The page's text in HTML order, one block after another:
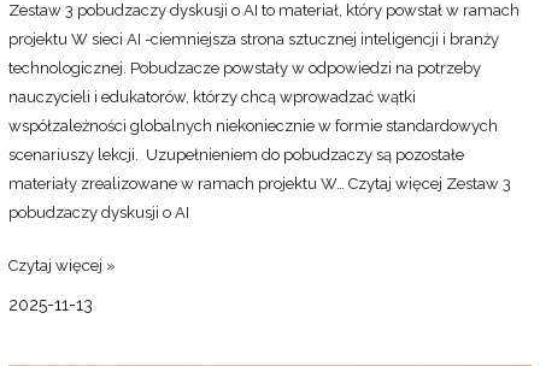
Zestaw 3 pobudzaczy dyskusji o AI to materiał, który powstał w ramach
projektu W sieci AI -ciemniejsza strona sztucznej inteligencji i branży
technologicznej. Pobudzacze powstały w odpowiedzi na potrzeby
nauczycieli i edukatorów, którzy chcą wprowadzać wątki
współzależności globalnych niekoniecznie w formie standardowych
scenariuszy lekcji. Uzupełnieniem do pobudzaczy są pozostałe
materiały zrealizowane w ramach projektu W…Czytaj więcej Zestaw 3
pobudzaczy dyskusji o AI
Czytaj więcej »
2025-11-13